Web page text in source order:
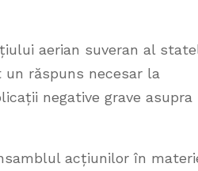
aerian suveran al
răspuns necesar la
negative grave asupra
acțiunilor în